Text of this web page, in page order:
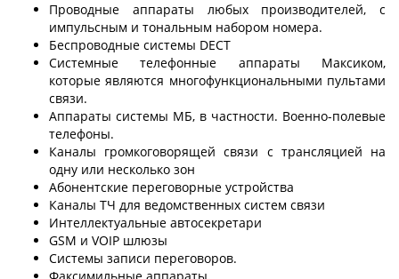
Проводные аппараты любых производителей, с
импульсным и тональным набором номера.
Беспроводные системы DECT
Системные телефонные аппараты Максиком,
которые являются многофункциональными пультами
связи.
Аппараты системы МБ, в частности. Военно-полевые
телефоны.
Каналы громкоговорящей связи с трансляцией на
одну или несколько зон
Абонентские переговорные устройства
Каналы ТЧ для ведомственных систем связи
Интеллектуальные автосекретари
GSM и VOIP шлюзы
Системы записи переговоров.